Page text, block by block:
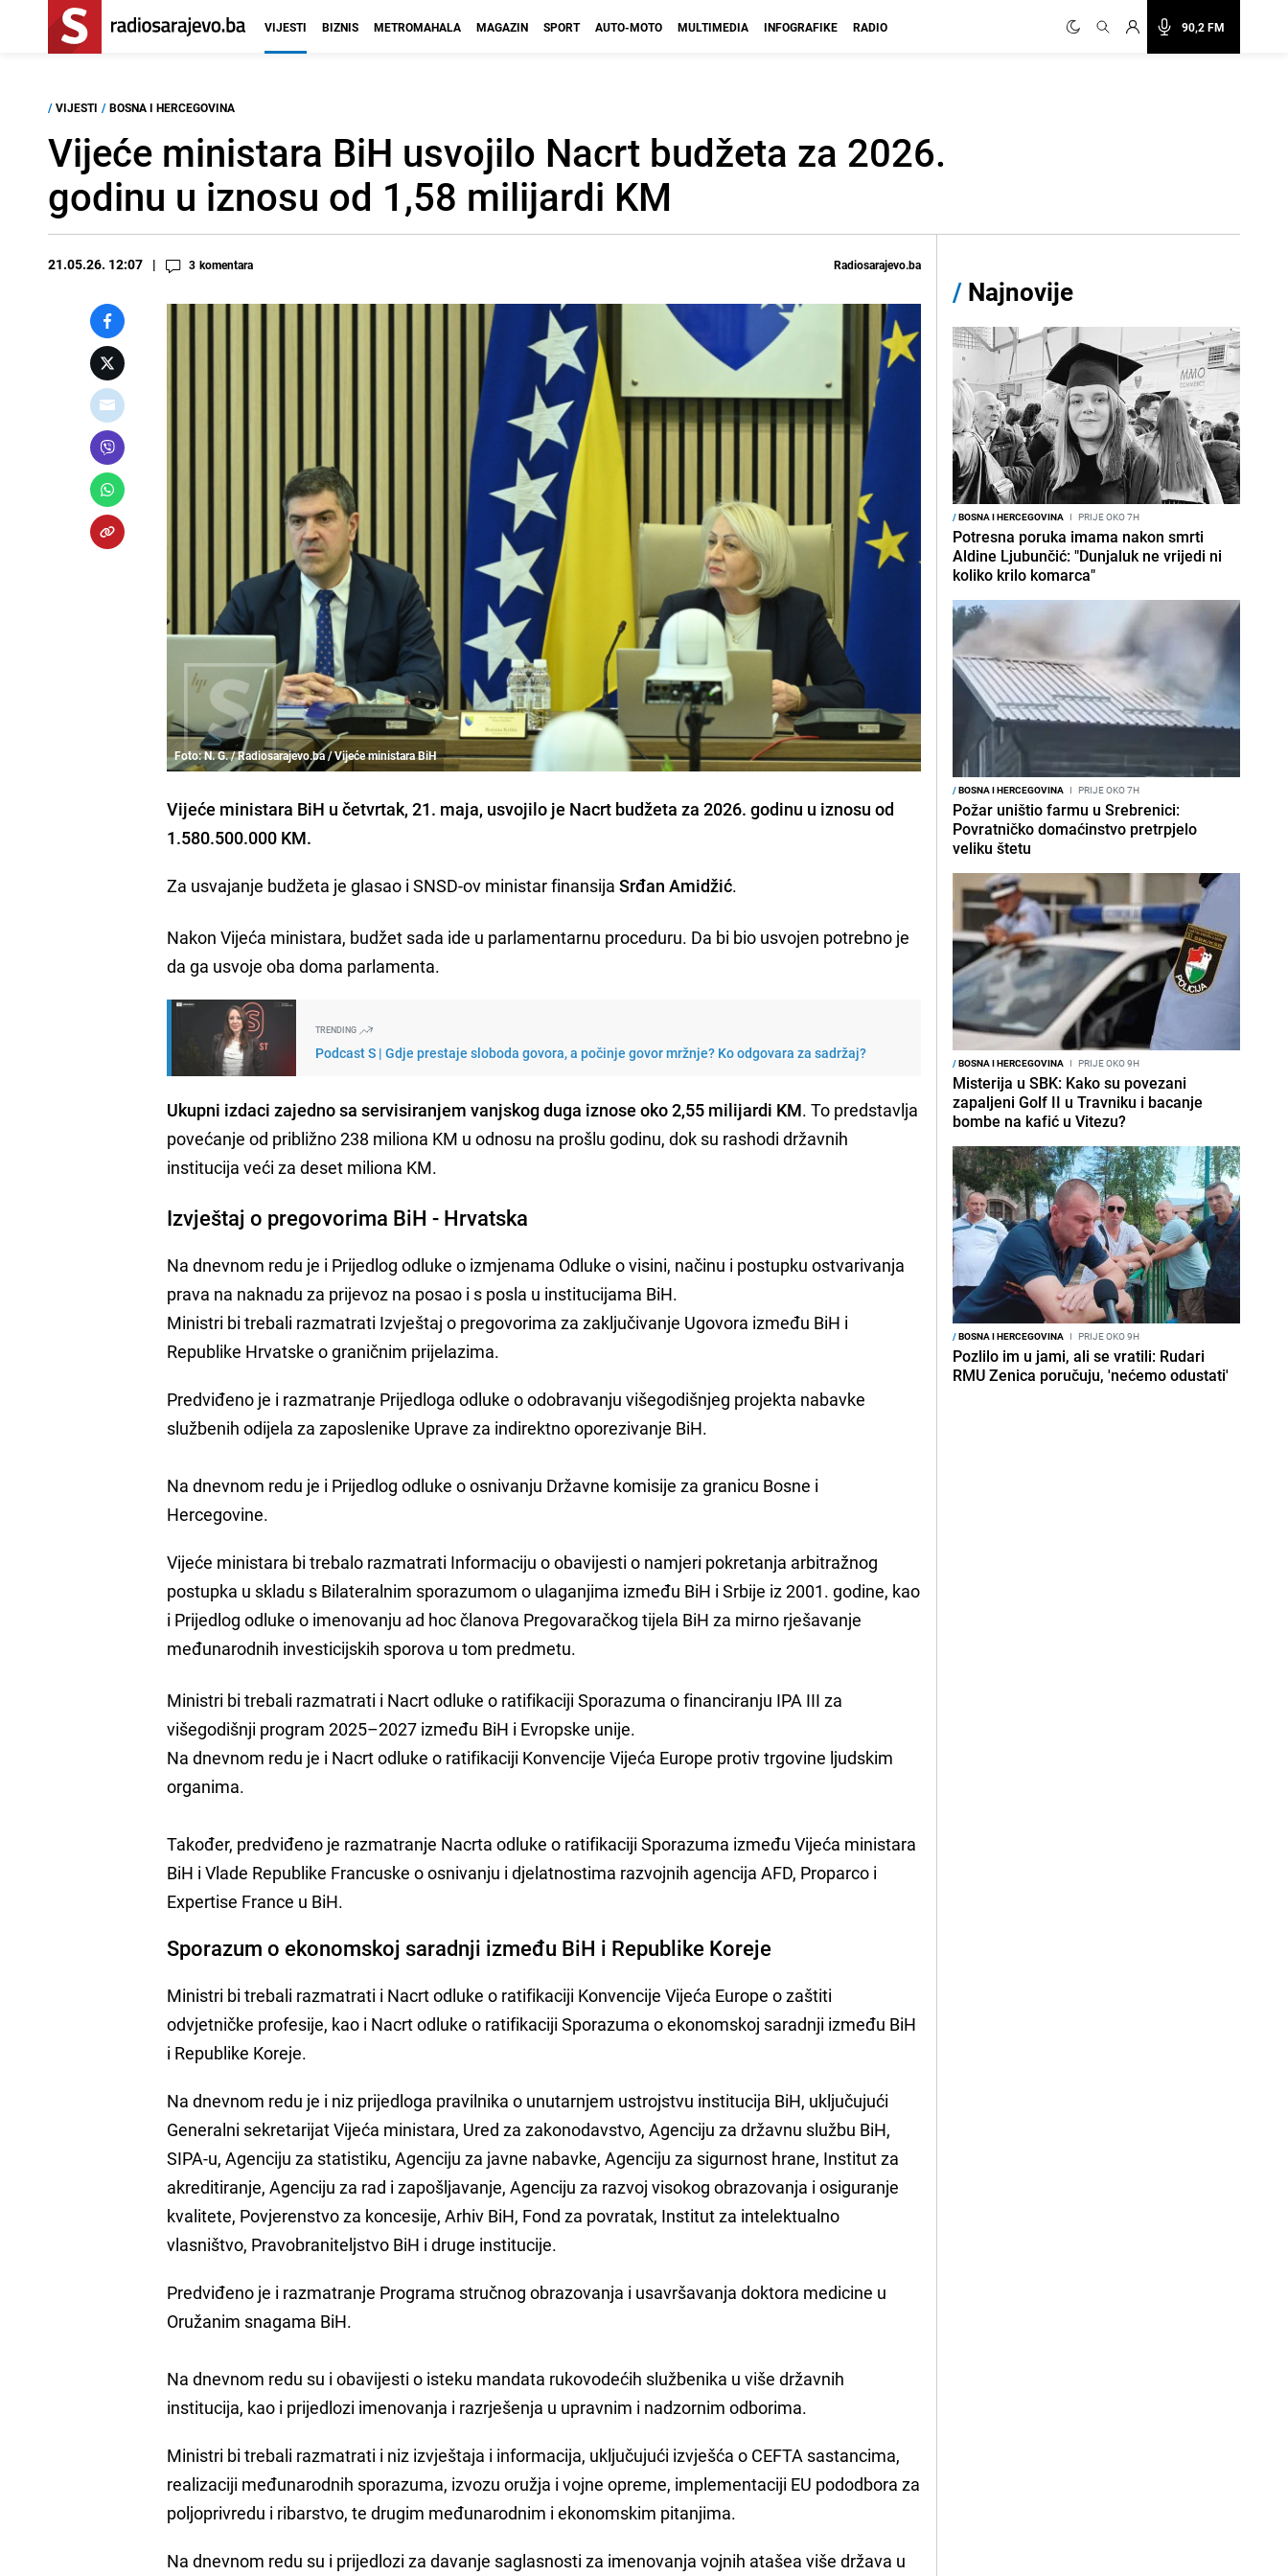
90,2 FM
VIJESTI BIZNIS METROMAHALA MAGAZIN SPORT AUTO-MOTO MULTIMEDIA INFOGRAFIKE RADIO
/ VIJESTI / BOSNA I HERCEGOVINA
Vijeće ministara BiH usvojilo Nacrt budžeta za 2026.
godinu u iznosu od 1,58 milijardi KM
21.05.26. 12:07 3 komentara Radiosarajevo.ba
Foto: N. G. / Radiosarajevo.ba / Vijeće ministara BiH
Vijeće ministara BiH u četvrtak, 21. maja, usvojilo je Nacrt budžeta za 2026. godinu u iznosu od
1.580.500.000 KM.
Za usvajanje budžeta je glasao i SNSD-ov ministar finansijaSrđan Amidžić.
Nakon Vijeća ministara, budžet sada ide u parlamentarnu proceduru. Da bi bio usvojen potrebno je
da ga usvoje oba doma parlamenta.
TRENDING
Podcast S | Gdje prestaje sloboda govora, a počinje govor mržnje? Ko odgovara za sadržaj?
Ukupni izdaci zajedno sa servisiranjem vanjskog duga iznose oko 2,55 milijardi KM. To predstavlja
povećanje od približno 238 miliona KM u odnosu na prošlu godinu, dok su rashodi državnih
institucija veći za deset miliona KM.
Izvještaj o pregovorima BiH - Hrvatska
Na dnevnom redu je i Prijedlog odluke o izmjenama Odluke o visini, načinu i postupku ostvarivanja
prava na naknadu za prijevoz na posao i s posla u institucijama BiH.
Ministri bi trebali razmatrati Izvještaj o pregovorima za zaključivanje Ugovora između BiH i
Republike Hrvatske o graničnim prijelazima.
Predviđeno je i razmatranje Prijedloga odluke o odobravanju višegodišnjeg projekta nabavke
službenih odijela za zaposlenike Uprave za indirektno oporezivanje BiH.
Na dnevnom redu je i Prijedlog odluke o osnivanju Državne komisije za granicu Bosne i
Hercegovine.
Vijeće ministara bi trebalo razmatrati Informaciju o obavijesti o namjeri pokretanja arbitražnog
postupka u skladu s Bilateralnim sporazumom o ulaganjima između BiH i Srbije iz 2001. godine, kao
i Prijedlog odluke o imenovanju ad hoc članova Pregovaračkog tijela BiH za mirno rješavanje
međunarodnih investicijskih sporova u tom predmetu.
Ministri bi trebali razmatrati i Nacrt odluke o ratifikaciji Sporazuma o financiranju IPA III za
višegodišnji program 2025–2027 između BiH i Evropske unije.
Na dnevnom redu je i Nacrt odluke o ratifikaciji Konvencije Vijeća Europe protiv trgovine ljudskim
organima.
Također, predviđeno je razmatranje Nacrta odluke o ratifikaciji Sporazuma između Vijeća ministara
BiH i Vlade Republike Francuske o osnivanju i djelatnostima razvojnih agencija AFD, Proparco i
Expertise France u BiH.
Sporazum o ekonomskoj saradnji između BiH i Republike Koreje
Ministri bi trebali razmatrati i Nacrt odluke o ratifikaciji Konvencije Vijeća Europe o zaštiti
odvjetničke profesije, kao i Nacrt odluke o ratifikaciji Sporazuma o ekonomskoj saradnji između BiH
i Republike Koreje.
Na dnevnom redu je i niz prijedloga pravilnika o unutarnjem ustrojstvu institucija BiH, uključujući
Generalni sekretarijat Vijeća ministara, Ured za zakonodavstvo, Agenciju za državnu službu BiH,
SIPA-u, Agenciju za statistiku, Agenciju za javne nabavke, Agenciju za sigurnost hrane, Institut za
akreditiranje, Agenciju za rad i zapošljavanje, Agenciju za razvoj visokog obrazovanja i osiguranje
kvalitete, Povjerenstvo za koncesije, Arhiv BiH, Fond za povratak, Institut za intelektualno
vlasništvo, Pravobraniteljstvo BiH i druge institucije.
Predviđeno je i razmatranje Programa stručnog obrazovanja i usavršavanja doktora medicine u
Oružanim snagama BiH.
Na dnevnom redu su i obavijesti o isteku mandata rukovodećih službenika u više državnih
institucija, kao i prijedlozi imenovanja i razrješenja u upravnim i nadzornim odborima.
Ministri bi trebali razmatrati i niz izvještaja i informacija, uključujući izvješća o CEFTA sastancima,
realizaciji međunarodnih sporazuma, izvozu oružja i vojne opreme, implementaciji EU pododbora za
poljoprivredu i ribarstvo, te drugim međunarodnim i ekonomskim pitanjima.
Na dnevnom redu su i prijedlozi za davanje saglasnosti za imenovanja vojnih atašea više država u
/ Najnovije
/BOSNA I HERCEGOVINA I PRIJE OKO 7H
Potresna poruka imama nakon smrti
Aldine Ljubunčić: "Dunjaluk ne vrijedi ni
koliko krilo komarca"
/BOSNA I HERCEGOVINA I PRIJE OKO 7H
Požar uništio farmu u Srebrenici:
Povratničko domaćinstvo pretrpjelo
veliku štetu
/BOSNA I HERCEGOVINA I PRIJE OKO 9H
Misterija u SBK: Kako su povezani
zapaljeni Golf II u Travniku i bacanje
bombe na kafić u Vitezu?
/BOSNA I HERCEGOVINA I PRIJE OKO 9H
Pozlilo im u jami, ali se vratili: Rudari
RMU Zenica poručuju, 'nećemo odustati'